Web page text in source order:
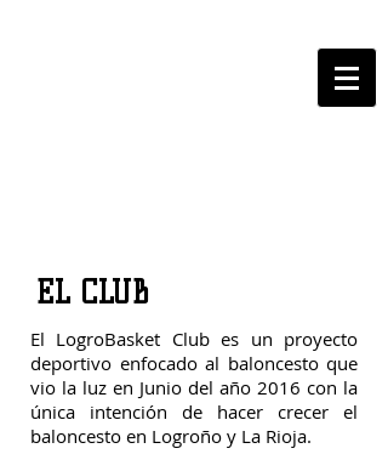
EL CLUB
El LogroBasket Club es un proyecto
deportivo enfocado al baloncesto que
vio la luz en Junio del año 2016 con la
única intención de hacer crecer el
baloncesto en Logroño y La Rioja.